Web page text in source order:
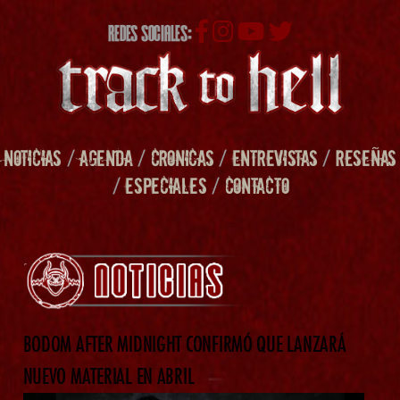
REDES SOCIALES:
NOTICIAS /AGENDA/ CRONICAS/ENTREVISTAS/RESEÑAS
/ESPECIALES/ CONTACTO
BODOM AFTER MIDNIGHT CONFIRMÓ QUE LANZARÁ
NUEVO MATERIAL EN ABRIL